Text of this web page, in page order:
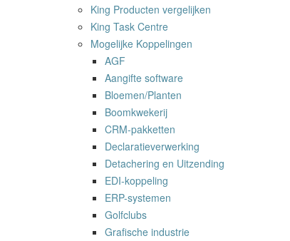
King Producten vergelijken
King Task Centre
Mogelijke Koppelingen
AGF
Aangifte software
Bloemen/Planten
Boomkwekerij
CRM-pakketten
Declaratieverwerking
Detachering en Uitzending
EDI-koppeling
ERP-systemen
Golfclubs
Grafische industrie